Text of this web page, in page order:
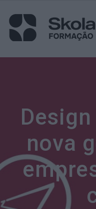
nova